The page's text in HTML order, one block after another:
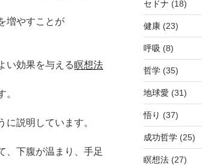
増やすことが
い効果を与える瞑想法
。
説明しています。
、下腹が温まり、手足
セドナ (18)
健康(23)
呼吸 (8)
哲学(35)
地球愛 (31)
悟り (37)
成功哲学(25)
瞑想法(27)